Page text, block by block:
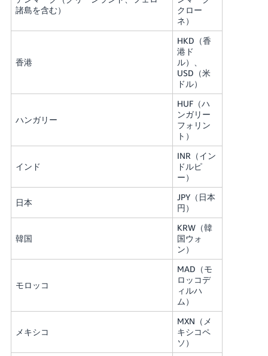
諸島を含む）
クロー
ネ）
香港
HKD（香
港ド
ル）、
USD（米
ドル）
ハンガリー
HUF（ハ
ンガリー
フォリン
ト）
インド
INR（イン
ドルピ
ー）
日本
JPY（日本
円）
韓国
KRW（韓
国ウォ
ン）
モロッコ
MAD（モ
ロッコデ
ィルハ
ム）
メキシコ
MXN（メ
キシコペ
ソ）